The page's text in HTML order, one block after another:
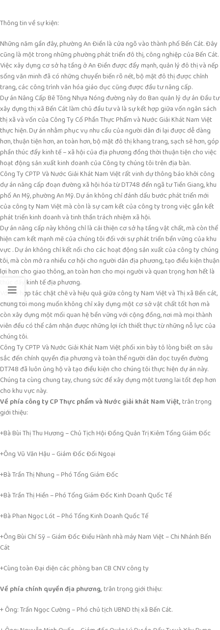
Thông tin về sự kiện:
Những năm gần đây, phường An Điền là cửa ngõ vào thành phố Bến Cát. Đây
cũng là một trong những phường phát triển đô thị, công nghiệp của Bến Cát.
Việc xây dựng cơ sở hạ tầng ở An Điền được đẩy mạnh, quản lý đô thị và nếp
sống văn minh đã có những chuyển biến rõ nét, bộ mặt đô thị được chỉnh
trang, các công trình văn hóa giáo dục cũng được đầu tư nâng cấp.
Dự án Nâng Cấp Bê Tông Nhựa Nóng đường này do Ban quản lý dự án Đầu tư
xây dựng thị xã Bến Cát làm chủ đầu tư và là sự kết hợp giữa vốn ngân sách
thị xã và vốn của Công Ty Cổ Phần Thực Phẩm và Nước Giải Khát Nam Việt
thực hiện. Dự án nhằm phục vụ nhu cầu của người dân đi lại được dễ dàng
hơn, thuận tiện hơn, an toàn hơn, bộ mặt đô thị khang trang, sạch sẽ hơn, góp
phần thúc đẩy kinh tế – xã hội của địa phương đồng thời thuận tiện cho việc
hoạt động sản xuất kinh doanh của Công ty chúng tôi trên địa bàn.
Công Ty CPTP Và Nước Giải Khát Nam Việt rất vinh dự thông báo khởi công
dự án nâng cấp đoạn đường xã hội hóa từ DT748 đến ngã tư Tiền Giang, khu
phố An Mỹ, phường An Mỹ. Dự án không chỉ đánh dấu bước phát triển mới
của công ty Nam Việt mà còn là sự cam kết của công ty trong việc gắn kết
phát triển kinh doanh và tinh thần trách nhiệm xã hội.
Dự án nâng cấp này không chỉ là cải thiện cơ sở hạ tầng vật chất, mà còn thể
hiện cam kết mạnh mẽ của chúng tôi đối với sự phát triển bền vững của khu
vực . Dự án không chỉ kết nối cho các hoạt động sản xuất của công ty chúng
tôi, mà còn mở ra nhiều cơ hội cho người dân địa phương, tạo điều kiện thuận
lợi hơn cho giao thông, an toàn hơn cho mọi người và quan trọng hơn hết là
thúc đẩy kinh tế địa phương.
Với sự hợp tác chặt chẽ và hiệu quả giữa công ty Nam Việt và Thị xã Bến cát,
chúng tôi mong muốn không chỉ xây dựng một cơ sở vật chất tốt hơn mà
còn xây dựng một mối quan hệ bền vững với cộng đồng, nơi mà mọi thành
viên đều có thể cảm nhận được những lợi ích thiết thực từ những nỗ lực của
chúng tôi.
Công Ty CPTP Và Nước Giải Khát Nam Việt phối xin bày tỏ lòng biết ơn sâu
sắc đến chính quyền địa phương và toàn thể người dân dọc tuyến đường
DT748 đã luôn ủng hộ và tạo điều kiện cho chúng tôi thực hiện dự án này.
Chúng ta cùng chung tay, chung sức để xây dựng một tương lai tốt đẹp hơn
cho khu vực này.
Về phía công ty CP Thực phẩm và Nước giải khát Nam Việt,trân trọng
giới thiệu:
+Bà Bùi Thị Thu Hương – Chủ Tịch Hội Đồng Quản Trị Kiêm Tổng Giám Đốc
+Ông Vũ Văn Hậu – Giám Đốc Đối Ngoại
+Bà Trần Thị Nhung – Phó Tổng Giám Đốc
+Bà Trần Thị Hiền – Phó Tổng Giám Đốc Kinh Doanh Quốc Tế
+Bà Phan Ngọc Lót – Phó Tổng Kinh Doanh Quốc Tế
+Ông Bùi Chí Sỹ – Giám Đốc Điều Hành nhà máy Nam Việt – Chi Nhánh Bến
Cát
+Cùng toàn Đại diện các phòng ban CB CNV công ty
Về phía chính quyền địa phương,trân trọng giới thiệu:
+ Ông: Trần Ngọc Cường – Phó chủ tịch UBND thị xã Bến Cát.